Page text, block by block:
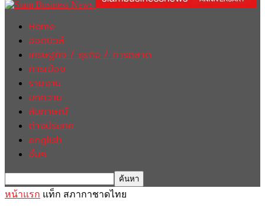
Home
ฮอตนิวส์
เศรษฐกิจ / ธุรกิจ / การตลาด
การเมือง
รายงาน
บทความ
สัมภาษณ์
ต่างประเทศ
english
อื่นๆ
หน้าแรก แท็ก สภากาชาดไทย